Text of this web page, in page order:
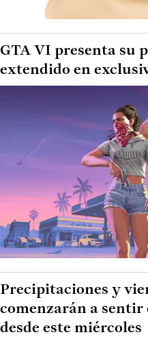
GTA VI presenta su
extendido en
Precipitaciones y
comenzarán a
desde este miércoles